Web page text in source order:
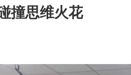
撞思维火花